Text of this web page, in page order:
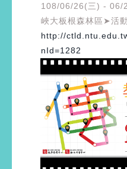
108/06/26(三) - 06/
峽大板根森林區➤活動
http://
nId=1282